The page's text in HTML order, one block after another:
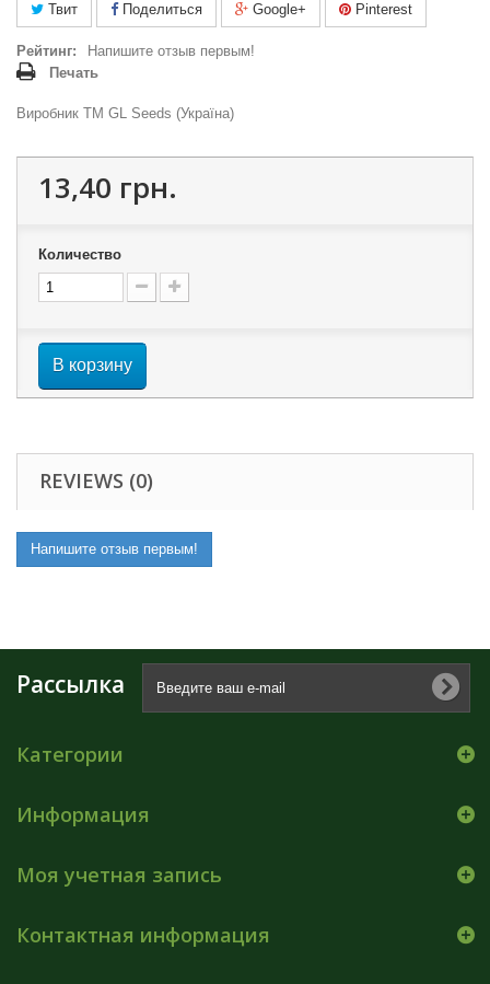
Твит Поделиться Google+ Pinterest
Рейтинг:
Напишите отзыв первым!
Печать
Виробник ТМ GL Seeds (Україна)
13,40 грн.
Количество
В корзину
REVIEWS (0)
Напишите отзыв первым!
Рассылка
Категории
Информация
Моя учетная запись
Контактная информация